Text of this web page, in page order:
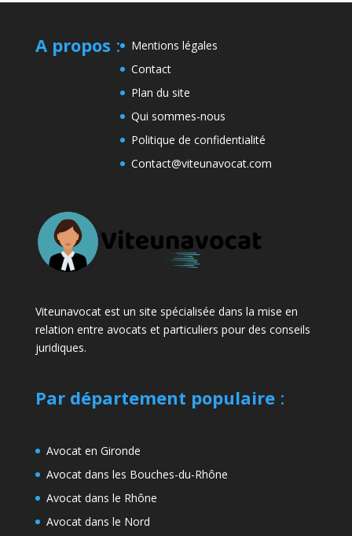
A propos :
Mentions légales
Contact
Plan du site
Qui sommes-nous
Politique de confidentialité
Contact@viteunavocat.com
Viteunavocat est un site spécialisée dans la mise en
relation entre avocats et particuliers pour des conseils
juridiques.
Par département populaire:
Avocat en Gironde
Avocat dans les Bouches-du-Rhône
Avocat dans le Rhône
Avocat dans le Nord